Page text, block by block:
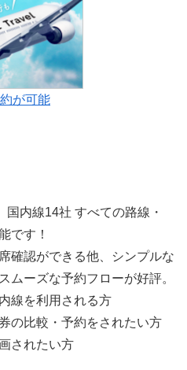
が可能
国内線14社 すべての路線・
です！
確認ができる他、シンプルな
ムーズな予約フローが好評。
線を利用される方
の比較・予約をされたい方
されたい方